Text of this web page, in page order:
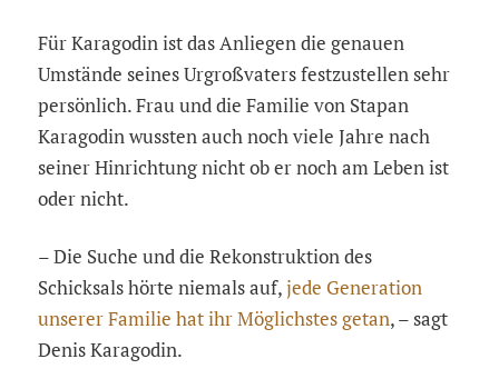
Für Karagodin ist das Anliegen die genauen
Umstände seines Urgroßvaters festzustellen sehr
persönlich. Frau und die Familie von Stapan
Karagodin wussten auch noch viele Jahre nach
seiner Hinrichtung nicht ob er noch am Leben ist
oder nicht.
– Die Suche und die Rekonstruktion des
Schicksals hörte niemals auf,jede Generation
unserer Familie hat ihr Möglichstes getan, – sagt
Denis Karagodin.